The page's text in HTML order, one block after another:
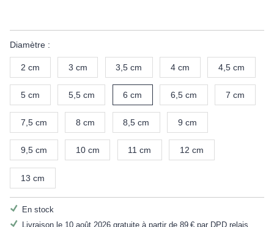
Diamètre :
2 cm 3 cm 3,5 cm 4 cm 4,5 cm
5 cm 5,5 cm 6 cm 6,5 cm 7 cm
7,5 cm 8 cm 8,5 cm 9 cm
9,5 cm 10 cm 11 cm 12 cm
13 cm
En stock
Livraison le 10 août 2026 gratuite à partir de 89 €par DPD relais